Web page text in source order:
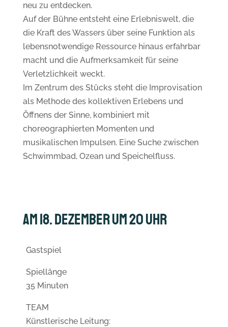
neu zu entdecken.
Auf der Bühne entsteht eine Erlebniswelt, die
die Kraft des Wassers über seine Funktion als
lebensnotwendige Ressource hinaus erfahrbar
macht und die Aufmerksamkeit für seine
Verletzlichkeit weckt.
Im Zentrum des Stücks steht die Improvisation
als Methode des kollektiven Erlebens und
Öffnens der Sinne, kombiniert mit
choreographierten Momenten und
musikalischen Impulsen. Eine Suche zwischen
Schwimmbad, Ozean und Speichelfluss.
Am 18. Dezember um 20 Uhr
Gastspiel
Spiellänge
35 Minuten
TEAM
Künstlerische Leitung: